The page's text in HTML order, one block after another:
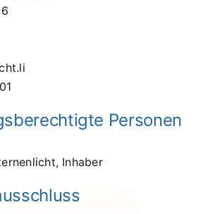
Personen
Inhaber